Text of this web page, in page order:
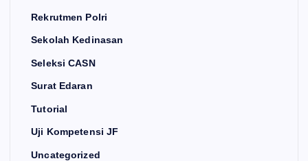
Rekrutmen Polri
Sekolah Kedinasan
Seleksi CASN
Surat Edaran
Tutorial
Uji Kompetensi JF
Uncategorized